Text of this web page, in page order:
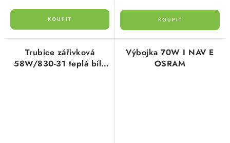
NÁŘADÍ
VÝPRODEJ
Položky bez zařazené kategorie dle výrobců
Trubice zářivková
58W/830-31 teplá bílá
Výbojka 70W I NAV E
OSRAM